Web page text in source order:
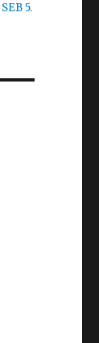
SEB 5.